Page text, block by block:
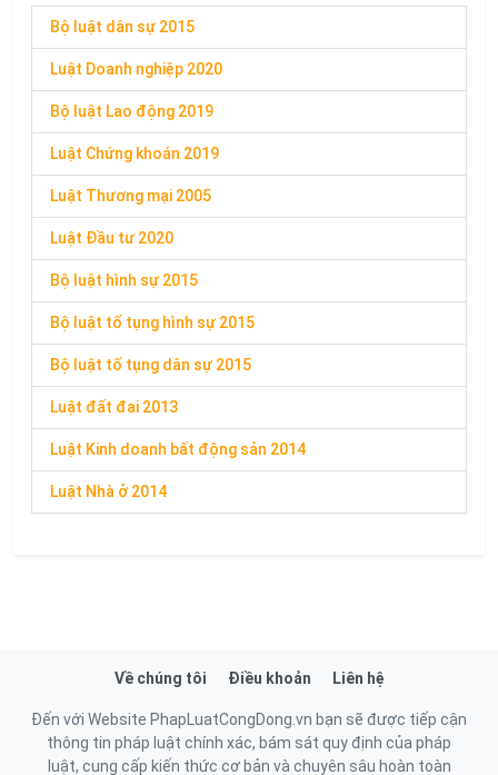
Bộ luật dân sự 2015
Luật Doanh nghiệp 2020
Bộ luật Lao động 2019
Luật Chứng khoán 2019
Luật Thương mại 2005
Luật Đầu tư 2020
Bộ luật hình sự 2015
Bộ luật tố tụng hình sự 2015
Bộ luật tố tụng dân sự 2015
Luật đất đai 2013
Luật Kinh doanh bất động sản 2014
Luật Nhà ở 2014
Về chúng tôi Điều khoản Liên hệ
Đến với Website PhapLuatCongDong.vn bạn sẽ được tiếp cận
thông tin pháp luật chính xác, bám sát quy định của pháp
luật, cung cấp kiến thức cơ bản và chuyên sâu hoàn toàn